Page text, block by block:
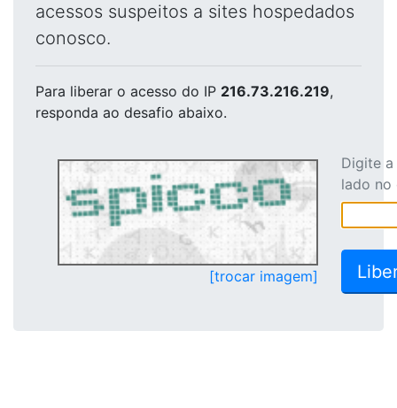
acessos suspeitos a sites hospedados
conosco.
Para liberar o acesso do IP 216.73.216.219,
responda ao desafio abaixo.
[trocar imagem]
Digite
lado no